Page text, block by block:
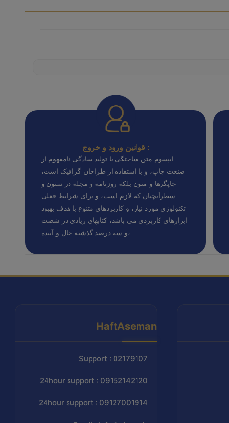
قوانین ورود و خروج :
ایپسوم متن ساختگی با تولید سادگی نامفهوم از
صنعت چاپ، و با استفاده از طراحان گرافیک است،
چاپگرها و متون بلکه روزنامه و مجله در ستون و
سطرآنچنان که لازم است، و برای شرایط فعلی
تکنولوژی مورد نیاز، و کاربردهای متنوع با هدف بهبود
ابزارهای کاربردی می باشد، کتابهای زیادی در شصت
و سه درصد گذشته حال و آینده،
HaftAseman
Support : 02179107
24hour support : 09152142120
24hour support : 09127001914